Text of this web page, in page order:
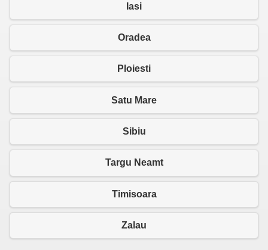
Iasi
Oradea
Ploiesti
Satu Mare
Sibiu
Targu Neamt
Timisoara
Zalau